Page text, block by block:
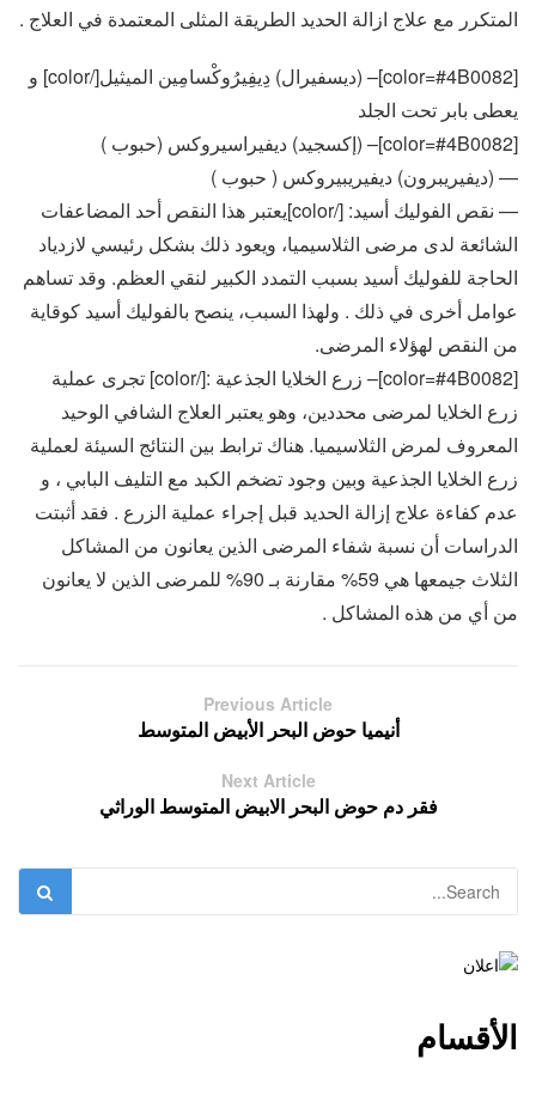
المتكرر مع علاج ازالة الحديد الطريقة المثلى المعتمدة في العلاج .
[color=#4B0082]– (ديسفيرال) دِيفِيرُوكْسامِين الميثيل[/color] و
يعطى بابر تحت الجلد
[color=#4B0082]– (إكسجيد) ديفيراسيروكس (حبوب )
— (ديفيريبرون) ديفيريبيروكس ( حبوب )
— نقص الفوليك أسيد: [/color]يعتبر هذا النقص أحد المضاعفات
الشائعة لدى مرضى الثلاسيميا، ويعود ذلك بشكل رئيسي لازدياد
الحاجة للفوليك أسيد بسبب التمدد الكبير لنقي العظم. وقد تساهم
عوامل أخرى في ذلك . ولهذا السبب، ينصح بالفوليك أسيد كوقاية
من النقص لهؤلاء المرضى.
[color=#4B0082]– زرع الخلايا الجذعية :[/color] تجرى عملية
زرع الخلايا لمرضى محددين، وهو يعتبر العلاج الشافي الوحيد
المعروف لمرض الثلاسيميا. هناك ترابط بين النتائج السيئة لعملية
زرع الخلايا الجذعية وبين وجود تضخم الكبد مع التليف البابي ، و
عدم كفاءة علاج إزالة الحديد قبل إجراء عملية الزرع . فقد أثبتت
الدراسات أن نسبة شفاء المرضى الذين يعانون من المشاكل
الثلاث جيمعها هي 59% مقارنة بـ 90% للمرضى الذين لا يعانون
من أي من هذه المشاكل .
Previous Article
أنيميا حوض البحر الأبيض المتوسط
Next Article
فقر دم حوض البحر الابيض المتوسط الوراثي
الأقسام